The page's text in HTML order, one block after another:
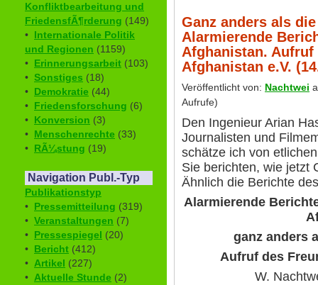
Konfliktbearbeitung und
FriedensfÃ¶rderung (149)
• Internationale Politik
und Regionen (1159)
• Erinnerungsarbeit (103)
• Sonstiges (18)
• Demokratie (44)
• Friedensforschung (6)
• Konversion (3)
• Menschenrechte (33)
• RÃ¼stung (19)
Navigation Publ.-Typ
Publikationstyp
• Pressemitteilung (319)
• Veranstaltungen (7)
• Pressespiegel (20)
• Bericht (412)
• Artikel (227)
• Aktuelle Stunde (2)
Ganz anders als
Alarmierende
Afghanistan.
Afghanistan e.V.
Veröffentlicht von: Nachtwei
Aufrufe)
Den Ingenieur Arian
Journalisten und
schätze ich von
Sie berichten, wie jetzt
Ähnlich die Berichte
Alarmierende
ganz anders
Aufruf des
W.